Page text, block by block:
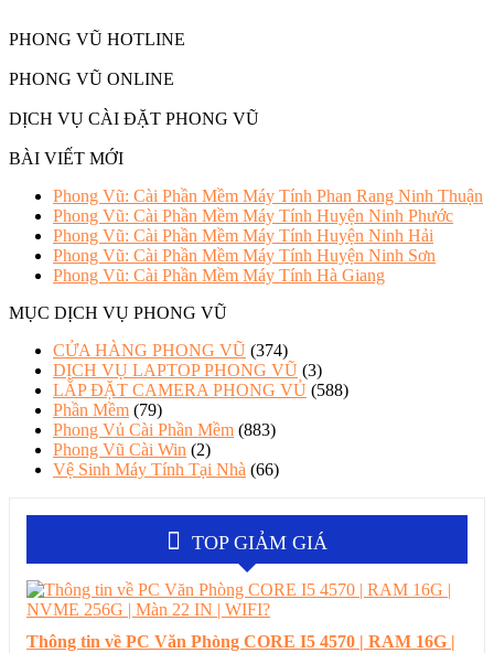
PHONG VŨ HOTLINE
PHONG VŨ ONLINE
DỊCH VỤ CÀI ĐẶT PHONG VŨ
BÀI VIẾT MỚI
Phong Vũ: Cài Phần Mềm Máy Tính Phan Rang Ninh Thuận
Phong Vũ: Cài Phần Mềm Máy Tính Huyện Ninh Phước
Phong Vũ: Cài Phần Mềm Máy Tính Huyện Ninh Hải
Phong Vũ: Cài Phần Mềm Máy Tính Huyện Ninh Sơn
Phong Vũ: Cài Phần Mềm Máy Tính Hà Giang
MỤC DỊCH VỤ PHONG VŨ
CỬA HÀNG PHONG VŨ (374)
DỊCH VỤ LAPTOP PHONG VŨ (3)
LẮP ĐẶT CAMERA PHONG VỦ (588)
Phần Mềm (79)
Phong Vủ Cài Phần Mềm (883)
Phong Vũ Cài Win (2)
Vệ Sinh Máy Tính Tại Nhà (66)
TOP GIẢM GIÁ
Thông tin về PC Văn Phòng CORE I5 4570 | RAM 16G |